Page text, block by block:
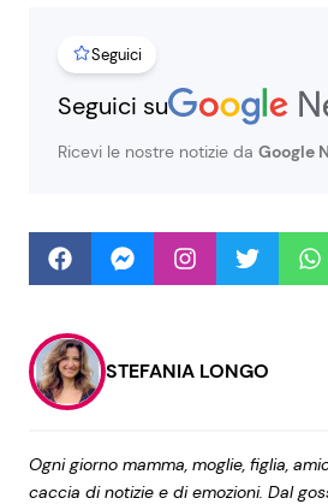
Info
Chi siamo
Redazione
Contattaci
Privacy Policy
Seguici
Seguici su
Ricevi le nostre notizie da Google
STEFANIA LONGO
Ogni giorno mamma, moglie, figlia,
caccia di notizie e di emozioni. Dal